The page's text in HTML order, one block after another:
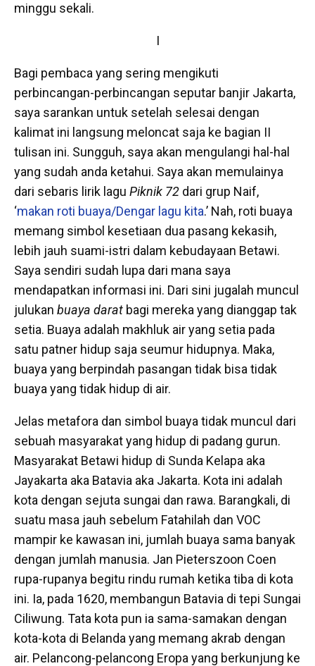
minggu sekali.
I
Bagi pembaca yang sering mengikuti
perbincangan-perbincangan seputar banjir Jakarta,
saya sarankan untuk setelah selesai dengan
kalimat ini langsung meloncat saja ke bagian II
tulisan ini. Sungguh, saya akan mengulangi hal-hal
yang sudah anda ketahui. Saya akan memulainya
dari sebaris lirik lagu Piknik 72 dari grup Naif,
‘makan roti buaya/Dengar lagu kita.’ Nah, roti buaya
memang simbol kesetiaan dua pasang kekasih,
lebih jauh suami-istri dalam kebudayaan Betawi.
Saya sendiri sudah lupa dari mana saya
mendapatkan informasi ini. Dari sini jugalah muncul
julukan buaya darat bagi mereka yang dianggap tak
setia. Buaya adalah makhluk air yang setia pada
satu patner hidup saja seumur hidupnya. Maka,
buaya yang berpindah pasangan tidak bisa tidak
buaya yang tidak hidup di air.
Jelas metafora dan simbol buaya tidak muncul dari
sebuah masyarakat yang hidup di padang gurun.
Masyarakat Betawi hidup di Sunda Kelapa aka
Jayakarta aka Batavia aka Jakarta. Kota ini adalah
kota dengan sejuta sungai dan rawa. Barangkali, di
suatu masa jauh sebelum Fatahilah dan VOC
mampir ke kawasan ini, jumlah buaya sama banyak
dengan jumlah manusia. Jan Pieterszoon Coen
rupa-rupanya begitu rindu rumah ketika tiba di kota
ini. Ia, pada 1620, membangun Batavia di tepi Sungai
Ciliwung. Tata kota pun ia sama-samakan dengan
kota-kota di Belanda yang memang akrab dengan
air. Pelancong-pelancong Eropa yang berkunjung ke